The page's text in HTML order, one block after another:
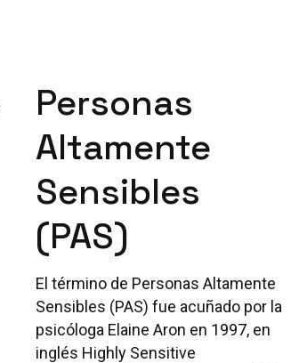
Personas
Altamente
Sensibles
(PAS)
El término de Personas Altamente
Sensibles (PAS) fue acuñado por la
psicóloga Elaine Aron en 1997, en
inglés Highly Sensitive